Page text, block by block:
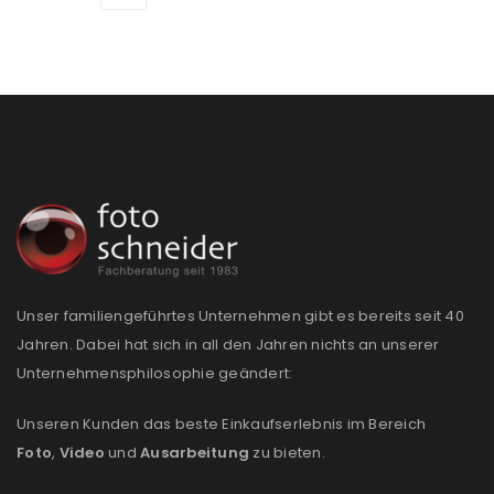
ANMELDEN
PASSWORT VERGESSEN?
E-Mail-Adresse*
Unser familiengeführtes Unternehmen gibt es bereits seit 40
Jahren. Dabei hat sich in all den Jahren nichts an unserer
Unternehmensphilosophie geändert:
Unseren Kunden das beste Einkaufserlebnis im Bereich
Foto, Video und Ausarbeitung zu bieten.